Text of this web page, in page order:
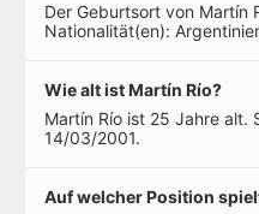
Der Geburtsort von Martín
Nationalität(en):
Wie alt ist Martín Río?
Martín Río ist 25 Jahre alt.
14/03/2001.
Auf welcher Position